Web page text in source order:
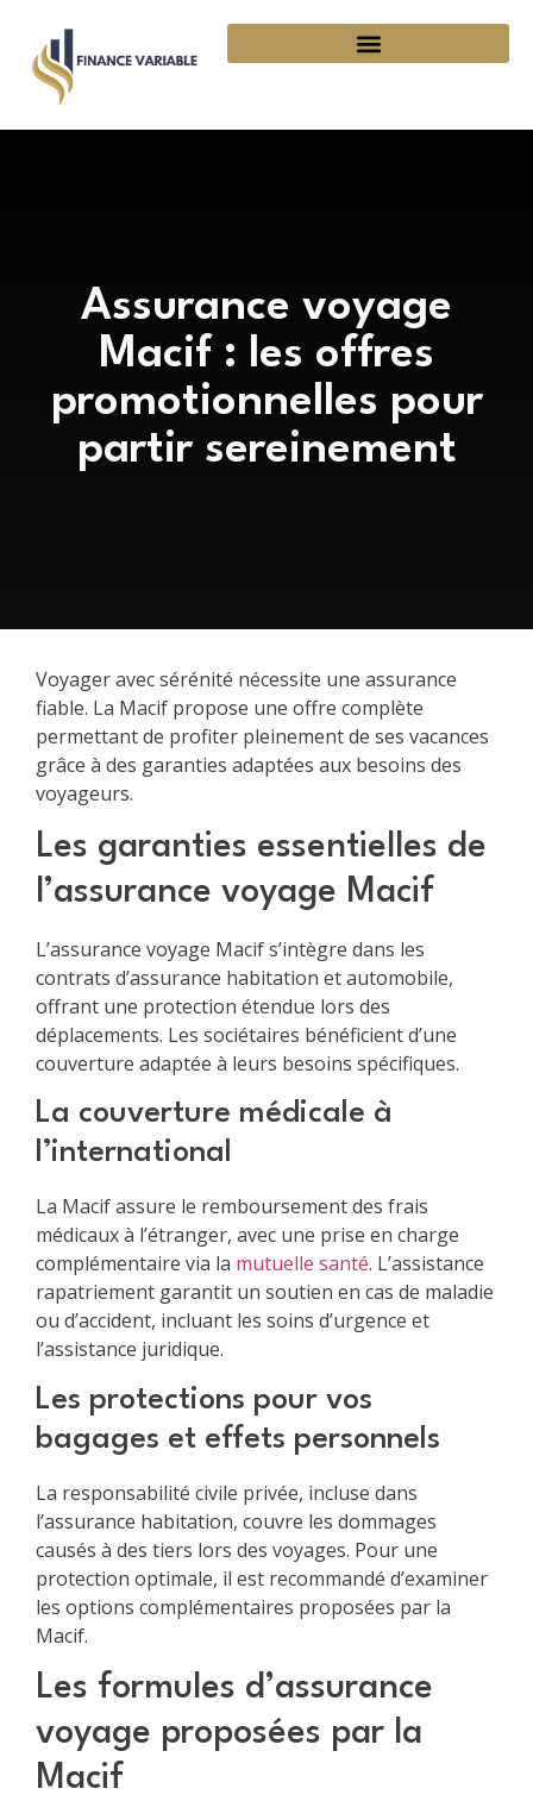
Assurance voyage
Macif : les offres
promotionnelles pour
partir sereinement
Voyager avec sérénité nécessite une assurance
fiable. La Macif propose une offre complète
permettant de profiter pleinement de ses vacances
grâce à des garanties adaptées aux besoins des
voyageurs.
Les garanties essentielles de
l’assurance voyage Macif
L’assurance voyage Macif s’intègre dans les
contrats d’assurance habitation et automobile,
offrant une protection étendue lors des
déplacements. Les sociétaires bénéficient d’une
couverture adaptée à leurs besoins spécifiques.
La couverture médicale à
l’international
La Macif assure le remboursement des frais
médicaux à l’étranger, avec une prise en charge
complémentaire via la mutuelle santé. L’assistance
rapatriement garantit un soutien en cas de maladie
ou d’accident, incluant les soins d’urgence et
l’assistance juridique.
Les protections pour vos
bagages et effets personnels
La responsabilité civile privée, incluse dans
l’assurance habitation, couvre les dommages
causés à des tiers lors des voyages. Pour une
protection optimale, il est recommandé d’examiner
les options complémentaires proposées par la
Macif.
Les formules d’assurance
voyage proposées par la
Macif